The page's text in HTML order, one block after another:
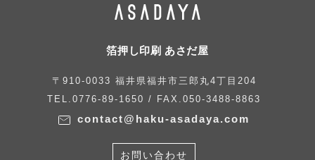
箔押し印刷 あさだ屋
〒910-0033 福井県福井市三郎丸4丁目204
TEL.0776-89-1650 / FAX.050-3488-8863
contact@haku-asadaya.com
お問い合わせ